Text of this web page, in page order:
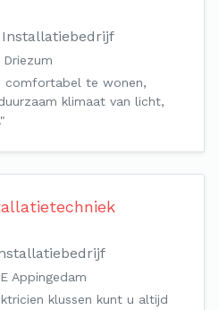
Installatiebedrijf
Driezum
comfortabel te wonen,
klimaat van licht,
Appingedam
klussen kunt u altijd